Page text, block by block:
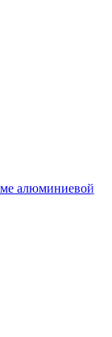
алюминиевой